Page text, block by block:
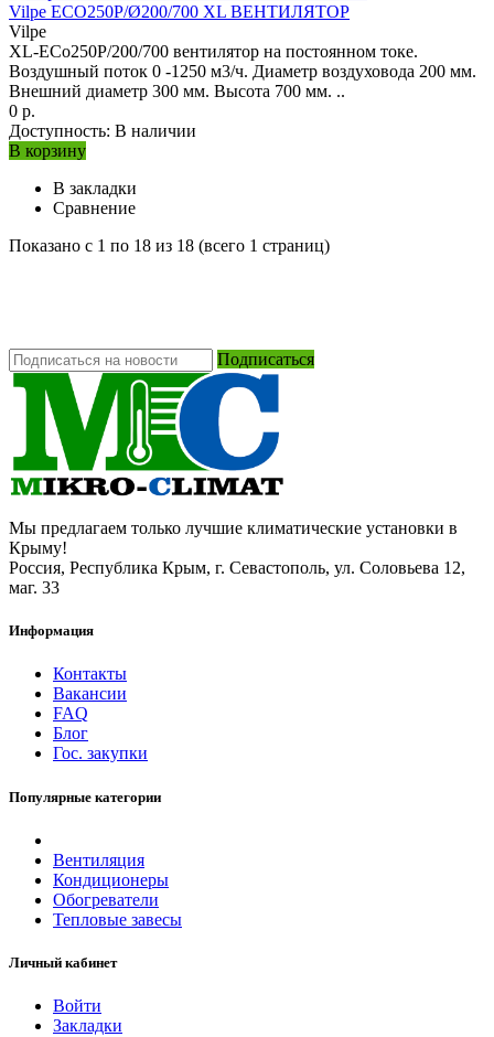
Vilpe ECO250P/Ø200/700 XL ВЕНТИЛЯТОР
Vilpe
XL-ECo250Р/200/700 вентилятор на постоянном токе.
Воздушный поток 0 -1250 м3/ч. Диаметр воздуховода 200 мм.
Внешний диаметр 300 мм. Высота 700 мм. ..
0 р.
Доступность: В наличии
В корзину
В закладки
Сравнение
Показано с 1 по 18 из 18 (всего 1 страниц)
Подписаться
Мы предлагаем только лучшие климатические установки в
Крыму!
Россия, Республика Крым, г. Севастополь, ул. Соловьева 12,
маг. 33
Информация
Контакты
Вакансии
FAQ
Блог
Гос. закупки
Популярные категории
Вентиляция
Кондиционеры
Обогреватели
Тепловые завесы
Личный кабинет
Войти
Закладки